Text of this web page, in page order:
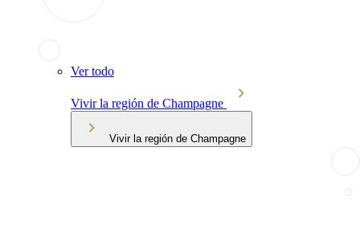
Ver todo
Vivir la región de Champagne
Vivir la región de Champagne